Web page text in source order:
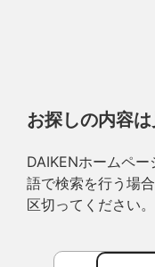
お探しの内容
DAIKENホームペ
語で検索を行う場
区切ってください。